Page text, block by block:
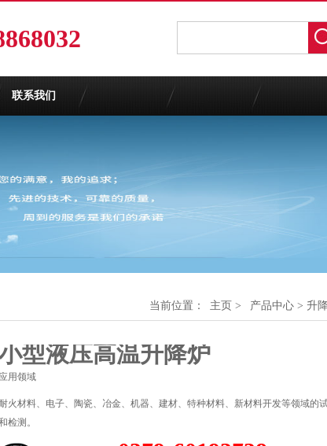
联系我们
当前位置： 主页 > 产品中心 > 升
型液压高温升降炉
应用领域
火材料、电子、陶瓷、冶金、机器、建材、特种材料、新材料开发等领域的
检测。